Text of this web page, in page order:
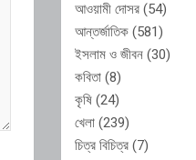
আওয়ামী দোসর (54)
আন্তর্জাতিক (581)
ইসলাম ও জীবন (30)
কবিতা (8)
কৃষি (24)
খেলা (239)
চিত্র বিচিত্র (7)